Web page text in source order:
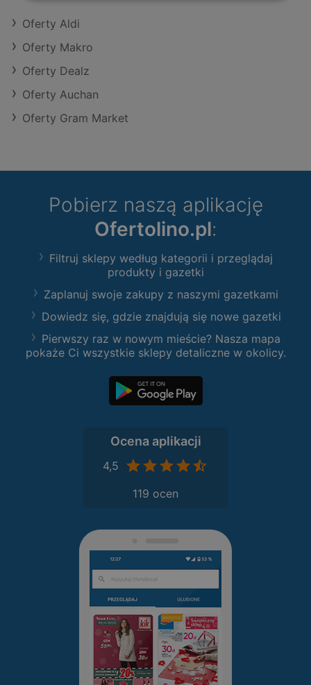
Oferty Aldi
Oferty Makro
Oferty Dealz
Oferty Auchan
Oferty Gram Market
Pobierz naszą aplikację
Ofertolino.pl:
Filtruj sklepy według kategorii i przeglądaj
produkty i gazetki
Zaplanuj swoje zakupy z naszymi gazetkami
Dowiedz się, gdzie znajdują się nowe gazetki
Pierwszy raz w nowym mieście? Nasza mapa
pokaże Ci wszystkie sklepy detaliczne w okolicy.
Ocena aplikacji
4,5
119 ocen